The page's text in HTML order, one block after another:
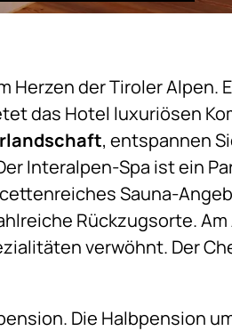
Herzen der Tiroler Alpen.
das Hotel luxuriösen
, entspannen
Interalpen-Spa ist ein
Sauna-
Rückzugsorte. Am
verwöhnt. Der
Die Halbpension